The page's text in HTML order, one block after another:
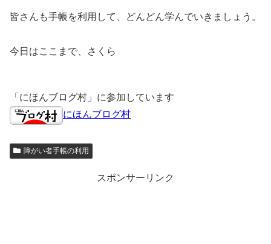
皆さんも手帳を利用して、どんどん学んでいきましょう。
今日はここまで、さくら
「にほんブログ村」に参加しています
にほんブログ村
障がい者手帳の利用
スポンサーリンク